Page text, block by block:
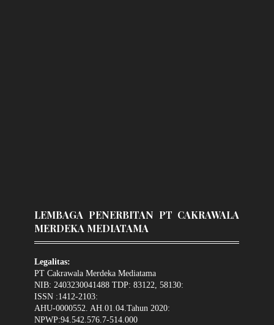
LEMBAGA PENERBITAN PT CAKRAWALA
MERDEKA MEDIATAMA
Legalitas:
PT Cakrawala Merdeka Mediatama
NIB: 2403230041488 TDP: 83122, 58130:
ISSN :1412-2103:
AHU-0000552. AH.01.04.Tahun 2020:
NPWP:94.542.576.7-514.000